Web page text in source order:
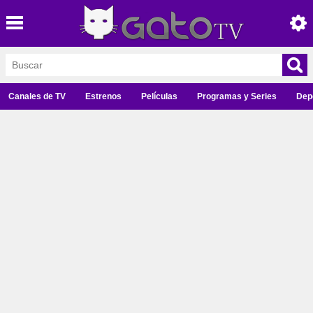
Canales de TV Estrenos Películas Programas y Series